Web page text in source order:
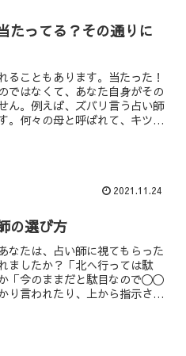
たってる？その通りに
ることもあります。当たった！
ではなくて、あなた自身がその
ん。例えば、ズバリ言う占い師
。何々の母と呼ばれて、キツい
2021.11.24
の選び方
なたは、占い師に視てもらった
ましたか？「北へ行っては駄
「今のままだと駄目なので〇〇
り言われたり、上から指示され